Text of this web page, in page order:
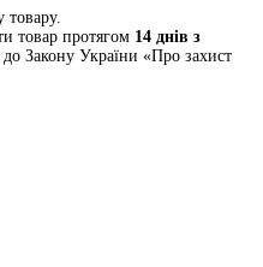
товару.
товар протягом 14 днів з
до Закону України «Про захист